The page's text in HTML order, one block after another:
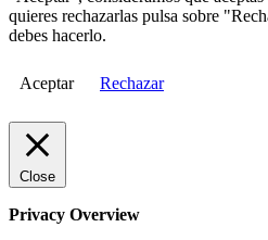
quieres rechazarlas pulsa sobre
debes hacerlo.
Aceptar Rechazar
Close
Privacy Overview